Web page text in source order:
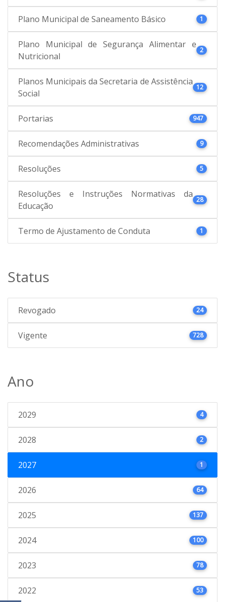
Plano Municipal de Saneamento Básico 1
Plano Municipal de Segurança Alimentar e
Nutricional
2
Planos Municipais da Secretaria de Assistência
Social
12
Portarias 947
Recomendações Administrativas 9
Resoluções 5
Resoluções e Instruções Normativas da
Educação
28
Termo de Ajustamento de Conduta 1
Status
Revogado 24
Vigente 728
Ano
2029 4
2028 2
2027 1
2026 64
2025 137
2024 100
2023 78
2022 53